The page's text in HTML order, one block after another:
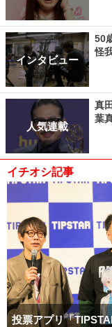
インタビュー
50
怪
人気連載
真
葉
イチオシ記事
投票アプリ「